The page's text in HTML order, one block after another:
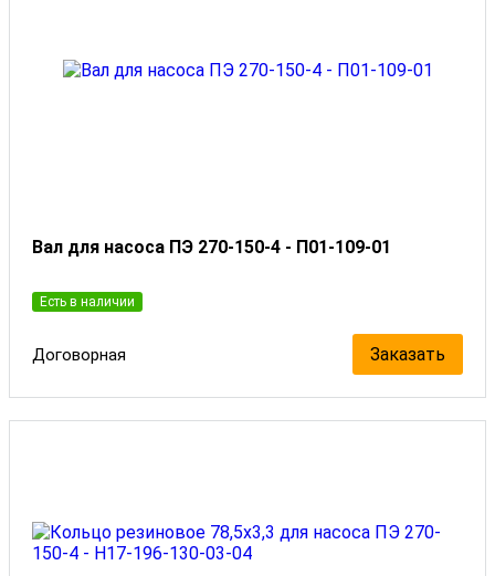
Вал для насоса ПЭ 270-150-4 - П01-109-01
Есть в наличии
Договорная Заказать